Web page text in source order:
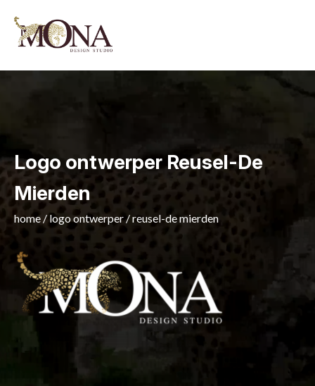
Logo ontwerper Reusel-De
Mierden
home / logo ontwerper /reusel-de mierden